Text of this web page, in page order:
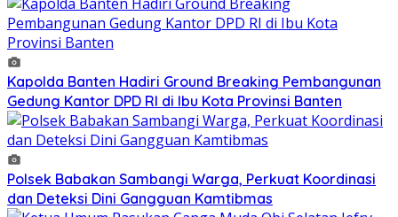
Kapolda Banten Hadiri Ground Breaking Pembangunan
Gedung Kantor DPD RI di Ibu Kota Provinsi Banten
Polsek Babakan Sambangi Warga, Perkuat Koordinasi
dan Deteksi Dini Gangguan Kamtibmas